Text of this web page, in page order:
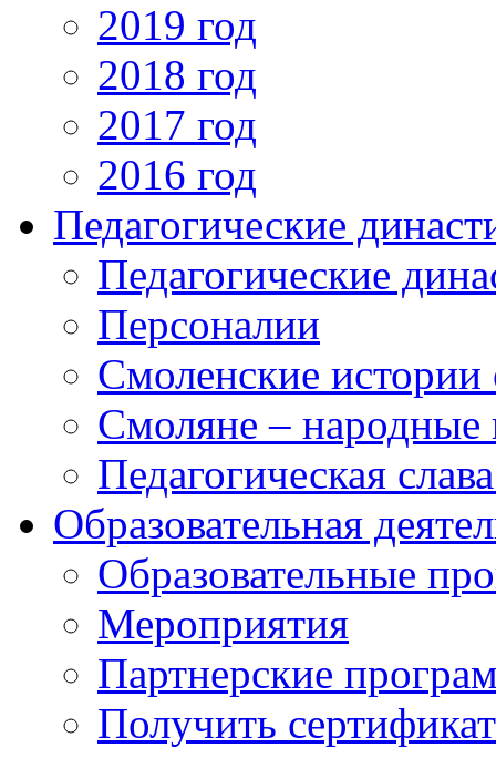
2019 год
2018 год
2017 год
2016 год
Педагогические
Педагогические
Персоналии
Смоленские
Смоляне – народные
Педагогическая
Образовательная
Образовательные
Мероприятия
Партнерские
Получить сертификат